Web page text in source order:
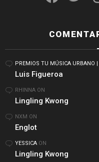
PREMIOS TU MÚSICA URBANO |
Luis Figueroa
RHINNA ON
Lingling Kwong
NXM ON
Englot
YESSICA ON
Lingling Kwong